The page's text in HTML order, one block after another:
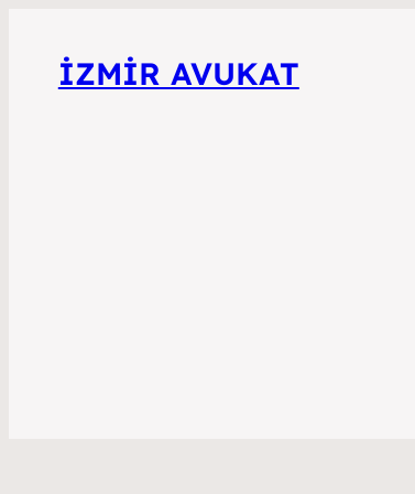
İZMIR AVUKAT